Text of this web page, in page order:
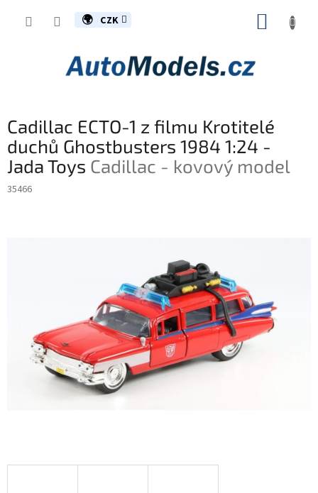
CZK
Cadillac ECTO-1 z filmu Krotitelé
duchů Ghostbusters 1984 1:24 -
Jada Toys Cadillac - kovový model
35466